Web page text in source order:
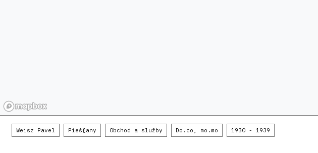
Weisz Pavel Piešťany Obchod a služby Do.co, mo.mo 1930 - 1939